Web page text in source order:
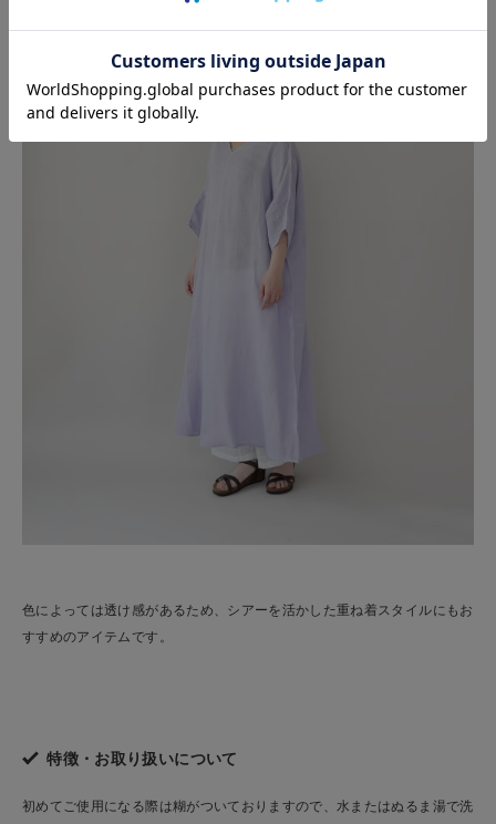
色によっては透け感があるため、シアーを活かした重ね着スタイルにもお
すすめのアイテムです。
特徴・お取り扱いについて
初めてご使用になる際は糊がついておりますので、水またはぬるま湯で洗